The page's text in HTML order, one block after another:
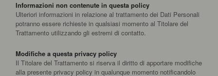
Informazioni non contenute in questa policy
Ulteriori informazioni in relazione al trattamento dei Dati Personali
potranno essere richieste in qualsiasi momento al Titolare del
Trattamento utilizzando gli estremi di contatto.
Modifiche a questa privacy policy
Il Titolare del Trattamento si riserva il diritto di apportare modifiche
alla presente privacy policy in qualunque momento notificandolo